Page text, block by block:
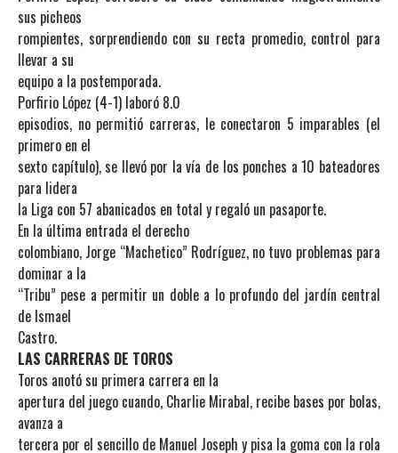
sus picheos
rompientes, sorprendiendo con su recta promedio, control para
llevar a su
equipo a la postemporada.
Porfirio López (4-1) laboró 8.0
episodios, no permitió carreras, le conectaron 5 imparables (el
primero en el
sexto capítulo), se llevó por la vía de los ponches a 10 bateadores
para lidera
la Liga con 57 abanicados en total y regaló un pasaporte.
En la última entrada el derecho
colombiano, Jorge “Machetico” Rodríguez, no tuvo problemas para
dominar a la
“Tribu” pese a permitir un doble a lo profundo del jardín central
de Ismael
Castro.
LAS CARRERAS DE TOROS
Toros anotó su primera carrera en la
apertura del juego cuando, Charlie Mirabal, recibe bases por bolas,
avanza a
tercera por el sencillo de Manuel Joseph y pisa la goma con la rola